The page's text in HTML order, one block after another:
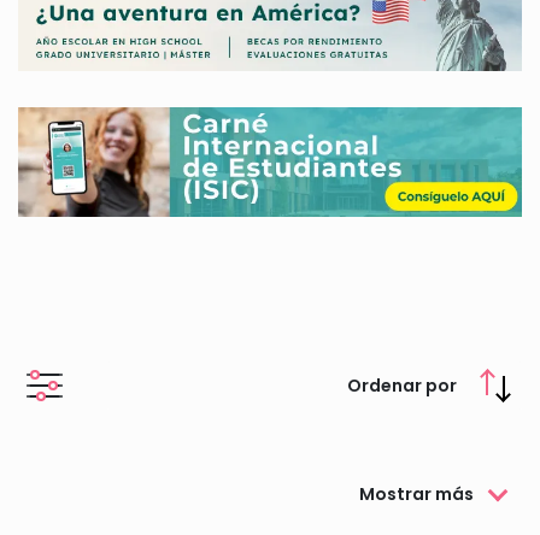
preferentemente.
La Fundación Kutxa ofrece becas que podrás consultar en
Ordenar por
Mostrar más